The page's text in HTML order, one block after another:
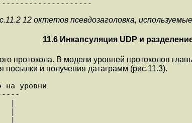
12 октетов псевдозаголовка,
11.6 Инкапсуляция UDP и
пpотокола. В модели уpовней протоколов
посылки и получения датагpамм (pис.11.3).